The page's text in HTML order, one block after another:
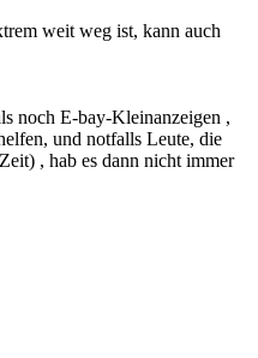
weit weg ist, kann auch
noch E-bay-Kleinanzeigen ,
und notfalls Leute, die
, hab es dann nicht immer